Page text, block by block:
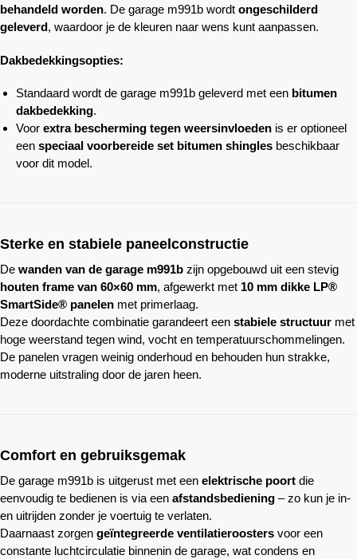
behandeld worden. De garage m991b wordt ongeschilderd
geleverd, waardoor je de kleuren naar wens kunt aanpassen.
Dakbedekkingsopties:
Standaard wordt de garage m991b geleverd met een bitumen
dakbedekking.
Voor extra bescherming tegen weersinvloeden is er optioneel
een speciaal voorbereide set bitumen shingles beschikbaar
voor dit model.
Sterke en stabiele paneelconstructie
De wanden van de garage m991b zijn opgebouwd uit een stevig
houten frame van 60×60 mm, afgewerkt met 10 mm dikke LP®
SmartSide® panelen met primerlaag.
Deze doordachte combinatie garandeert een stabiele structuur met
hoge weerstand tegen wind, vocht en temperatuurschommelingen.
De panelen vragen weinig onderhoud en behouden hun strakke,
moderne uitstraling door de jaren heen.
Comfort en gebruiksgemak
De garage m991b is uitgerust met een elektrische poort die
eenvoudig te bedienen is via een afstandsbediening – zo kun je in-
en uitrijden zonder je voertuig te verlaten.
Daarnaast zorgen geïntegreerde ventilatieroosters voor een
constante luchtcirculatie binnenin de garage, wat condens en